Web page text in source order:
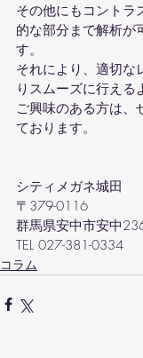
その他にもコントラ
的な部分まで解析が
す。
それにより、適切な
りスムーズに行える
ご興味のある方は、
ております。
シティメガネ城田
〒379-0116
群馬県安中市安中
TEL 027-381-0334
コラム